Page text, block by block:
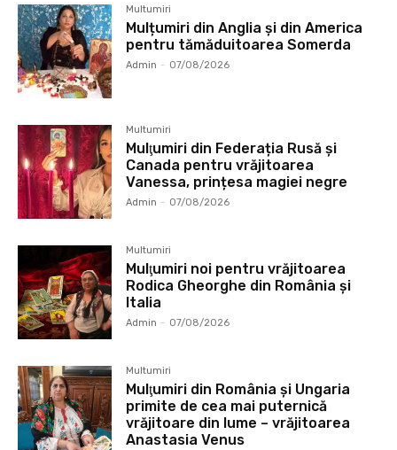
Multumiri
Mulțumiri din Anglia și din America
pentru tămăduitoarea Somerda
Admin - 07/08/2026
Multumiri
Mulţumiri din Federația Rusă și
Canada pentru vrăjitoarea
Vanessa, prințesa magiei negre
Admin - 07/08/2026
Multumiri
Mulţumiri noi pentru vrăjitoarea
Rodica Gheorghe din România și
Italia
Admin - 07/08/2026
Multumiri
Mulţumiri din România și Ungaria
primite de cea mai puternică
vrăjitoare din lume – vrăjitoarea
Anastasia Venus